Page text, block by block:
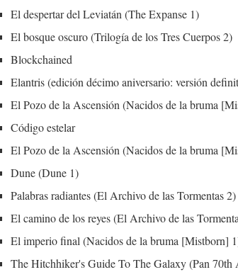
El despertar del Leviatán (The Expanse 1)
El bosque oscuro (Trilogía de los Tres Cuerpos 2)
Blockchained
Elantris (edición décimo aniversario: versión
El Pozo de la Ascensión (Nacidos de la bruma
Código estelar
El Pozo de la Ascensión (Nacidos de la bruma
Dune (Dune 1)
Palabras radiantes (El Archivo de las Tormentas 2)
El camino de los reyes (El Archivo de las
El imperio final (Nacidos de la bruma [Mistborn]
The Hitchhiker's Guide To The Galaxy (Pan 70th